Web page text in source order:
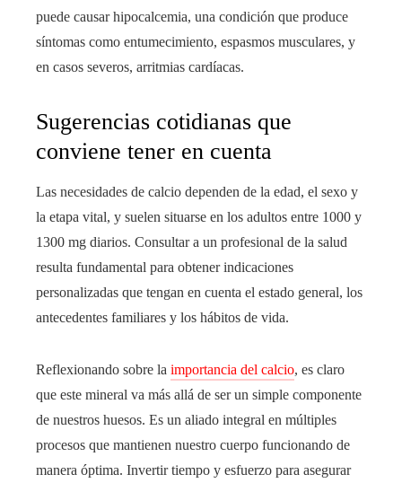
puede causar hipocalcemia, una condición que produce
síntomas como entumecimiento, espasmos musculares, y
en casos severos, arritmias cardíacas.
Sugerencias cotidianas que
conviene tener en cuenta
Las necesidades de calcio dependen de la edad, el sexo y
la etapa vital, y suelen situarse en los adultos entre 1000 y
1300 mg diarios. Consultar a un profesional de la salud
resulta fundamental para obtener indicaciones
personalizadas que tengan en cuenta el estado general, los
antecedentes familiares y los hábitos de vida.
Reflexionando sobre la importancia del calcio, es claro
que este mineral va más allá de ser un simple componente
de nuestros huesos. Es un aliado integral en múltiples
procesos que mantienen nuestro cuerpo funcionando de
manera óptima. Invertir tiempo y esfuerzo para asegurar